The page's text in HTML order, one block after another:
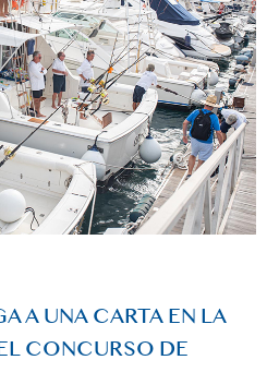
A UNA CARTA EN LA
CONCURSO DE